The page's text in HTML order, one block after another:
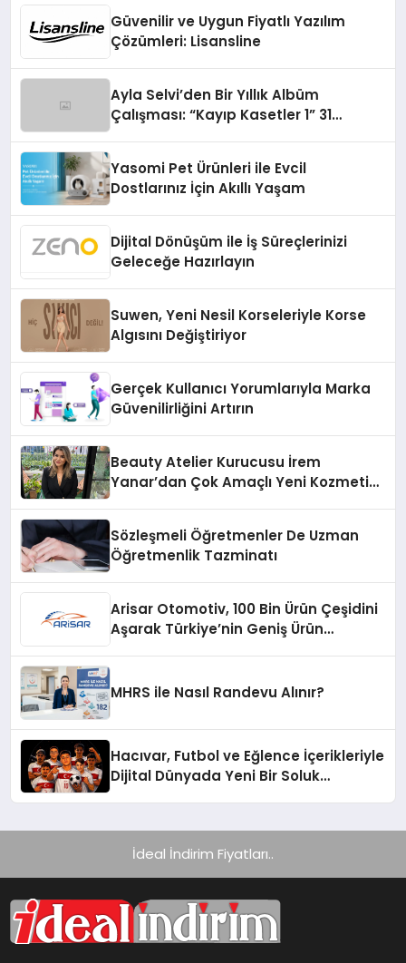
Güvenilir ve Uygun Fiyatlı Yazılım
Çözümleri: Lisansline
Ayla Selvi’den Bir Yıllık Albüm
Çalışması: “Kayıp Kasetler 1” 31
Yasomi Pet Ürünleri ile Evcil
Dostlarınız İçin Akıllı Yaşam
Dijital Dönüşüm ile İş Süreçlerinizi
Geleceğe Hazırlayın
Suwen, Yeni Nesil Korseleriyle Korse
Algısını Değiştiriyor
Gerçek Kullanıcı Yorumlarıyla Marka
Güvenilirliğini Artırın
Beauty Atelier Kurucusu İrem
Yanar’dan Çok Amaçlı Yeni Kozmetik
Sözleşmeli Öğretmenler De Uzman
Öğretmenlik Tazminatı
Arisar Otomotiv, 100 Bin Ürün Çeşidini
Aşarak Türkiye’nin Geniş Ürün
MHRS ile Nasıl Randevu Alınır?
Hacıvar, Futbol ve Eğlence İçerikleriyle
Dijital Dünyada Yeni Bir Soluk
İdeal İndirim Fiyatları..